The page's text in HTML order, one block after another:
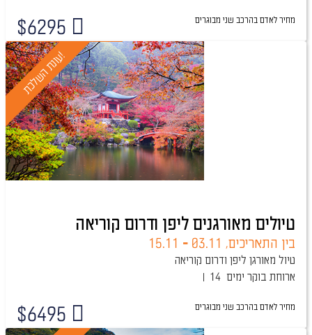
$6295 מחיר לאדם בהרכב שני מבוגרים
ע
ו
נ
ת
ה
ש
ל
כ
ת
!
טיולים מאורגנים ליפן ודרום קוריאה
בין התאריכים, -
15.11
טיול מאורגן ליפן ודרום קוריאה
14 ימים ארוחת בוקר
טיול מובטח
$6495 מחיר לאדם בהרכב שני מבוגרים